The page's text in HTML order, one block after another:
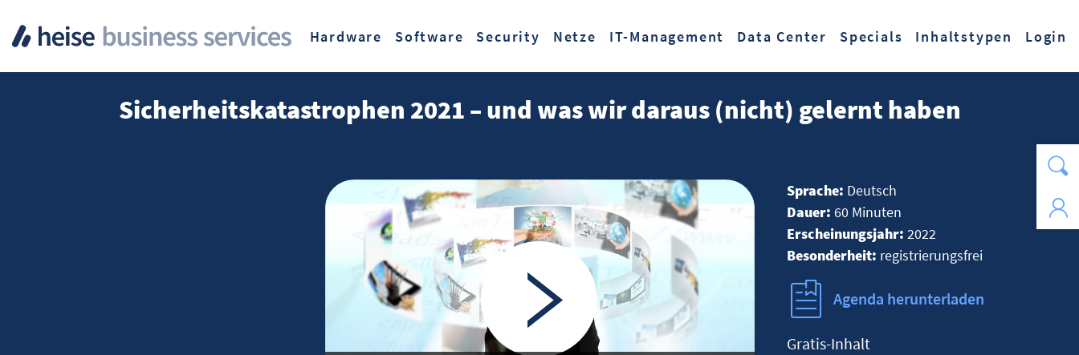
Hardware
Software Security Netze IT-Management Data Center Specials Inhaltstypen Login
Sicherheitskatastrophen 2021 – und was wir daraus (nicht) gelernt haben
Sprache: Deutsch
Dauer: 60 Minuten
Erscheinungsjahr: 2022
Besonderheit: registrierungsfrei
Agenda herunterladen
Gratis-Inhalt